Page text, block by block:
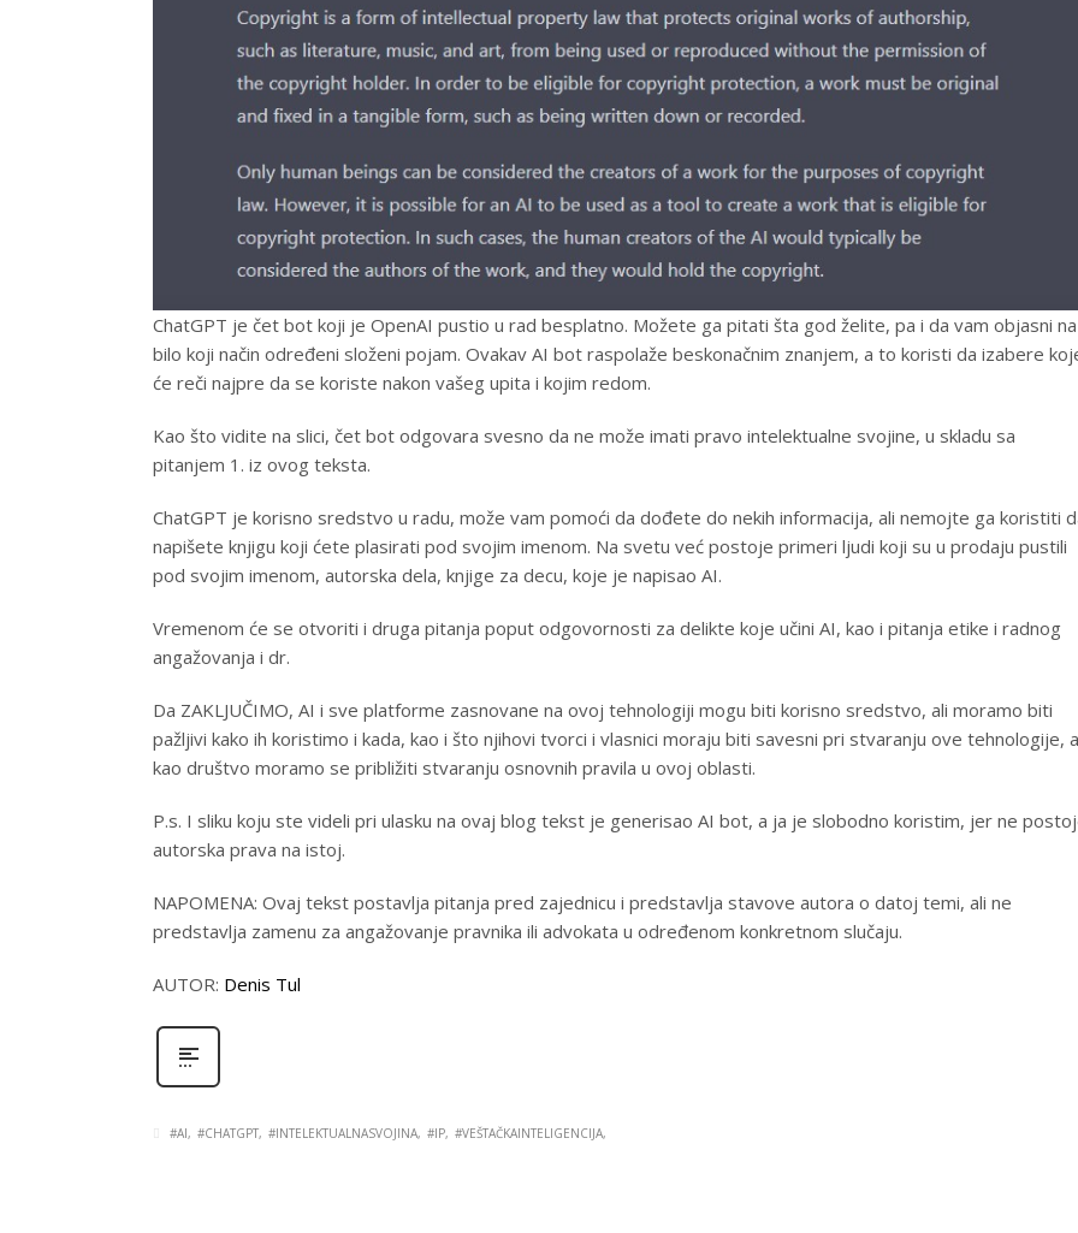
ChatGPT je čet bot koji je OpenAI pustio u rad besplatno. Možete ga pitati šta god želite, pa i da vam objasni na
bilo koji način određeni složeni pojam. Ovakav AI bot raspolaže beskonačnim znanjem, a to koristi da izabere
će reči najpre da se koriste nakon vašeg upita i kojim redom.
Kao što vidite na slici, čet bot odgovara svesno da ne može imati pravo intelektualne svojine, u skladu sa
pitanjem 1. iz ovog teksta.
ChatGPT je korisno sredstvo u radu, može vam pomoći da dođete do nekih informacija, ali nemojte ga koristiti
napišete knjigu koji ćete plasirati pod svojim imenom. Na svetu već postoje primeri ljudi koji su u prodaju pustili
pod svojim imenom, autorska dela, knjige za decu, koje je napisao AI.
Vremenom će se otvoriti i druga pitanja poput odgovornosti za delikte koje učini AI, kao i pitanja etike i radnog
angažovanja i dr.
Da ZAKLJUČIMO, AI i sve platforme zasnovane na ovoj tehnologiji mogu biti korisno sredstvo, ali moramo biti
pažljivi kako ih koristimo i kada, kao i što njihovi tvorci i vlasnici moraju biti savesni pri stvaranju ove tehnologije, a
kao društvo moramo se približiti stvaranju osnovnih pravila u ovoj oblasti.
P.s. I sliku koju ste videli pri ulasku na ovaj blog tekst je generisao AI bot, a ja je slobodno koristim, jer ne
autorska prava na istoj.
NAPOMENA: Ovaj tekst postavlja pitanja pred zajednicu i predstavlja stavove autora o datoj temi, ali ne
predstavlja zamenu za angažovanje pravnika ili advokata u određenom konkretnom slučaju.
AUTOR: Denis Tul
#AI #CHATGPT #INTELEKTUALNASVOJINA #IP #VEŠTAČKAINTELIGENCIJA